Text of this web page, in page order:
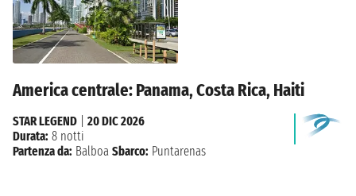
America centrale: Panama, Costa Rica, Haiti
STAR LEGEND
20 DIC 2026
Durata: 8 notti
Partenza da: Balboa Sbarco: Puntarenas